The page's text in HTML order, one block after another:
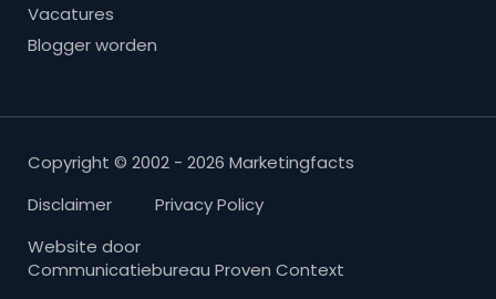
Vacatures
Blogger worden
Copyright © 2002 - 2026 Marketingfacts
Disclaimer
Privacy Policy
Website door
Communicatiebureau Proven Context